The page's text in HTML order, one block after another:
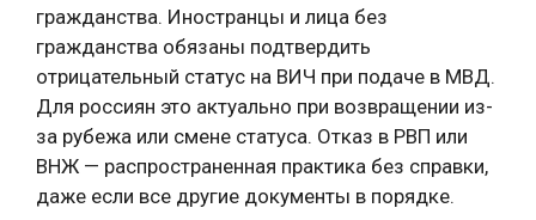
гражданства. Иностранцы и лица без
гражданства обязаны подтвердить
отрицательный статус на ВИЧ при подаче в МВД.
Для россиян это актуально при возвращении из-
за рубежа или смене статуса. Отказ в РВП или
ВНЖ — распространенная практика без справки,
даже если все другие документы в порядке.